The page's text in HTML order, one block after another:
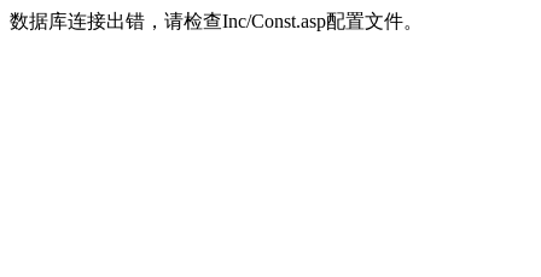
数据库连接出错，请检查Inc/Const.asp配置文件。